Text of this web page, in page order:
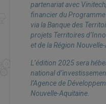
partenariat avec
financier duProgramme
via la Banque des
projets Territoires
et de la Région
L’édition 2025 sera
national
l’Agence de
Nouvelle-Aquitaine.